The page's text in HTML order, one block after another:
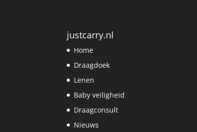
justcarry.nl
Home
Draagdoek
Lenen
Baby veiligheid
Draagconsult
Nieuws